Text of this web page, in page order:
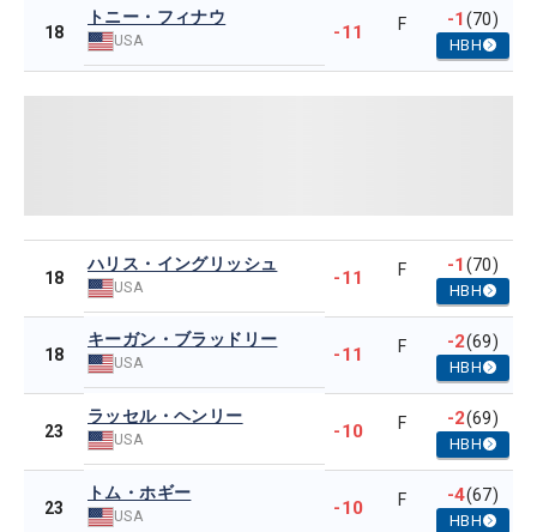
18
トニー・フィナウ
USA -11 F -1(70)
HBH
18
ハリス・イングリッシュ
USA -11 F -1(70)
HBH
18
キーガン・ブラッドリー
USA -11 F -2(69)
HBH
23
ラッセル・ヘンリー
USA -10 F -2(69)
HBH
23
トム・ホギー
USA -10 F -4(67)
HBH